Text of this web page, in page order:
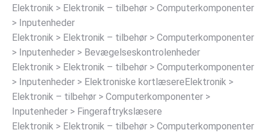
Elektronik > Elektronik – tilbehør > Computerkomponenter
> Inputenheder
Elektronik > Elektronik – tilbehør > Computerkomponenter
> Inputenheder > Bevægelseskontrolenheder
Elektronik > Elektronik – tilbehør > Computerkomponenter
> Inputenheder > Elektroniske kortlæsereElektronik >
Elektronik – tilbehør > Computerkomponenter >
Inputenheder > Fingeraftrykslæsere
Elektronik > Elektronik – tilbehør > Computerkomponenter